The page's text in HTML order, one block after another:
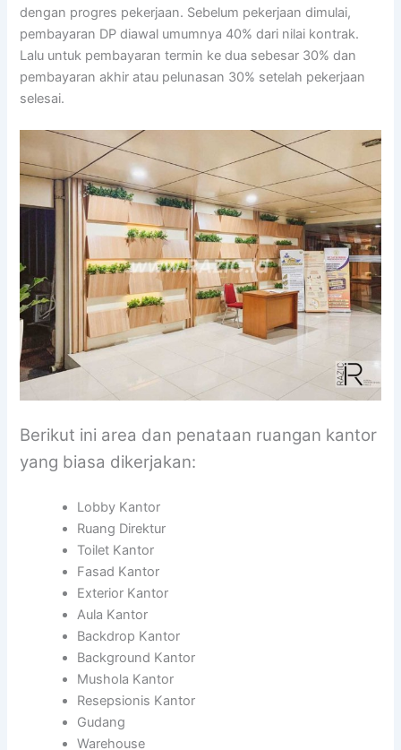
dengan progres pekerjaan. Sebelum pekerjaan dimulai,
pembayaran DP diawal umumnya 40% dari nilai kontrak.
Lalu untuk pembayaran termin ke dua sebesar 30% dan
pembayaran akhir atau pelunasan 30% setelah pekerjaan
selesai.
Berikut ini area dan penataan ruangan kantor
yang biasa dikerjakan:
Lobby Kantor
Ruang Direktur
Toilet Kantor
Fasad Kantor
Exterior Kantor
Aula Kantor
Backdrop Kantor
Background Kantor
Mushola Kantor
Resepsionis Kantor
Gudang
Warehouse